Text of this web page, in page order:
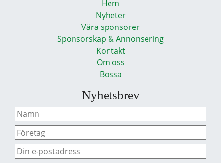
Hem
Nyheter
Våra sponsorer
Sponsorskap & Annonsering
Kontakt
Om oss
Bossa
Nyhetsbrev